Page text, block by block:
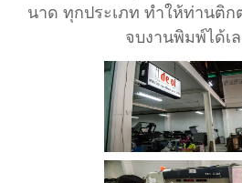
นาด ทุกประเภท ทำให้ท่านติก
จบงานพิมพ์ได้เ